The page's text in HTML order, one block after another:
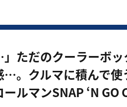
」ただのクーラーボ
。クルマに積んで
ルマンSNAP ‘N GO